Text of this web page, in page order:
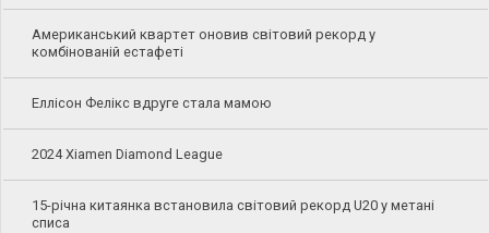
Американський квартет оновив світовий рекорд у
комбінованій естафеті
Еллісон Фелікс вдруге стала мамою
2024 Xiamen Diamond League
15-річна китаянка встановила світовий рекорд U20 у метані
списа